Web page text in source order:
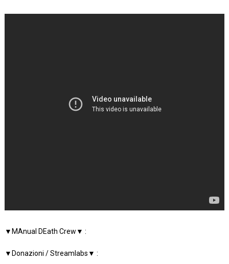
▼MAnual DEath Crew▼ :
▼Donazioni / Streamlabs▼ :